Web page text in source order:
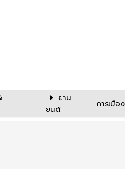
ยาน
ยนต์
การเมือง